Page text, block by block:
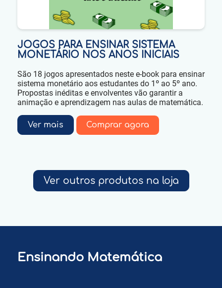
JOGOS PARA ENSINAR SISTEMA
MONETÁRIO NOS ANOS INICIAIS
São 18 jogos apresentados neste e-book para ensinar
sistema monetário aos estudantes do 1º ao 5º ano.
Propostas inéditas e envolventes vão garantir a
animação e aprendizagem nas aulas de matemática.
Ver mais Comprar agora
Ver outros produtos na loja
Ensinando Matemática